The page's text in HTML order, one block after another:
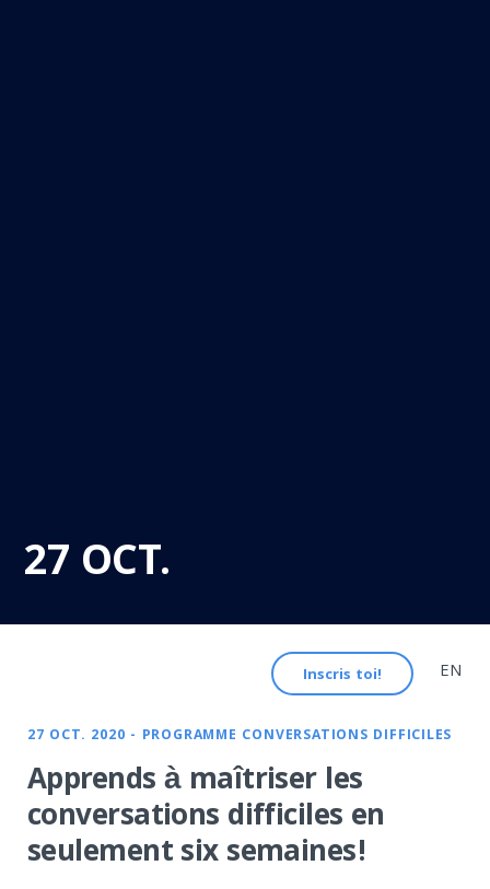
27 OCT.
Inscris toi! EN
27 OCT. 2020 - PROGRAMME CONVERSATIONS DIFFICILES
Apprends à maîtriser les
conversations difficiles en
seulement six semaines!